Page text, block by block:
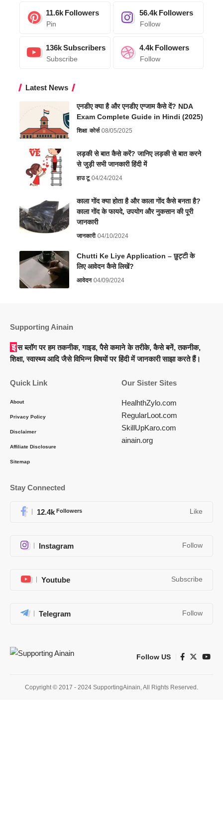
11.6k Followers
Pin
56.4k Followers
Follow
136kSubscribers
Subscribe
4.4k Followers
Follow
Latest News
एनडीए क्या है और एनडीए एग्जाम कैसे दें? NDA
Exam Complete Guide in Hindi (2025)
शिक्षा कोर्स 08/05/2025
लड़की से बात कैसे करें? जानिए लड़की से बात करने
से जुड़ी सभी जानकारी हिंदी में
हाउ टू 04/24/2024
काला गोंद क्या होता है और काला गोंद कैसे बनता है?
काला गोंद के फायदे, उपयोग और नुकसान की पूरी
जानकारी
जानकारी 04/10/2024
Chutti Ke Liye Application – छुट्टी के
लिए आवेदन कैसे लिखें?
आवेदन 04/09/2024
Supporting Ainain
इस ब्लॉग पर हम तकनीक, गाइड, पैसे कमाने के तरीके, कैसे बनें, तकनीक,
शिक्षा, स्वास्थ्य आदि जैसे विभिन्न विषयों पर हिंदी में जानकारी साझा करते हैं।
Quick Link
About
Privacy Policy
Disclaimer
Affiliate Disclosure
Sitemap
Our Sister Sites
HealhthZylo.com
RegularLoot.com
SkillUpKaro.com
ainain.org
Stay Connected
12.4k Followers Like
Instagram Follow
Youtube Subscribe
Telegram Follow
Follow US
Copyright © 2017 - 2024 SupportingAinain, All Rights Reserved.